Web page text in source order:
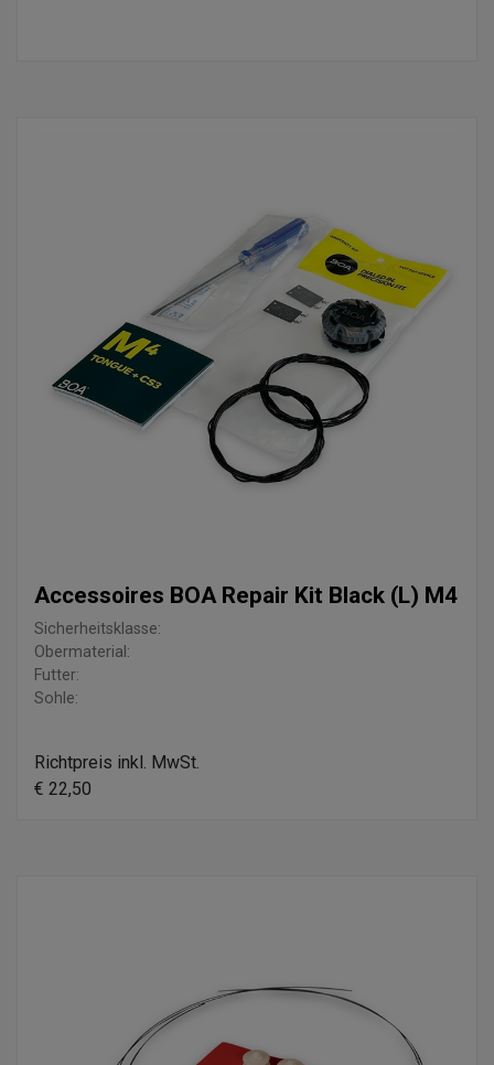
Accessoires BOA Repair Kit Black (L) M4
Sicherheitsklasse:
Obermaterial:
Futter:
Sohle:
Richtpreis inkl. MwSt.
€ 22,50